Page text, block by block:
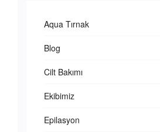
Aqua Tırnak
Blog
Cilt Bakımı
Ekibimiz
Epilasyon